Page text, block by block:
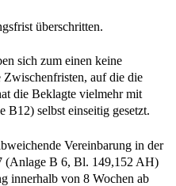
überschritten.
sich zum einen keine
auf die die
die Beklagte vielmehr mit
B12) selbst einseitig gesetzt.
Vereinbarung in der
(Anlage B 6, Bl. 149,152 AH)
innerhalb von 8 Wochen ab